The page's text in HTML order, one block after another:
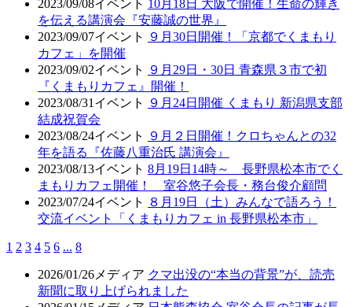
2023/09/08イベント 10月18日 大阪で開催！生命の輝き
を伝える講演会『安藤誠の世界』
2023/09/07イベント
９月30日開催！「京都でくまもり
カフェ」を開催
2023/09/02イベント
９月29日・30日 青森県３市で初
『くまもりカフェ』開催！
2023/08/31 イベント
９月24日開催 くまもり 新潟県支部
結成祝賀会
2023/08/24イベント
９月２日開催！クロちゃんとの32
年を語る『佐藤八重治氏 講演会』
2023/08/13イベント 8月19日14時～ 長野県松本市でく
まもりカフェ開催！ 室谷悠子会長・務台俊介顧問
2023/07/24イベント
８月19日（土）みんなで語ろう！
交流イベント「くまもりカフェ in 長野県松本市」
1 2 3 4 5 6 ... 8
2026/01/26 メディア クマ出没の“本当の背景”が、読売
新聞に取り上げられました